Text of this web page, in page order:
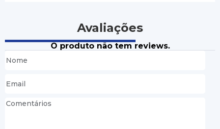
Avaliações
O produto não tem reviews.